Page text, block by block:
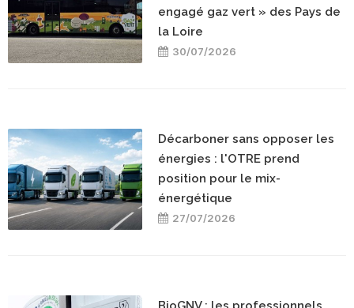
engagé gaz vert » des Pays de
la Loire
30/07/2026
Décarboner sans opposer les
énergies : l'OTRE prend
position pour le mix-
énergétique
27/07/2026